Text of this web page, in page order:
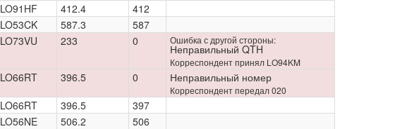
LO91HF 412.4
412
LO53CK 587.3
587
LO73VU 233 0 Ошибка с другой стороны:
Неправильный QTH
Корреспондент принял LO94KM
LO66RT 396.5 0 Неправильный номер
Корреспондент передал 020
LO66RT 396.5
397
LO56NE 506.2
506